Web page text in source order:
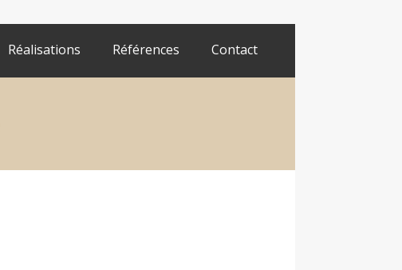
Réalisations Références Contact